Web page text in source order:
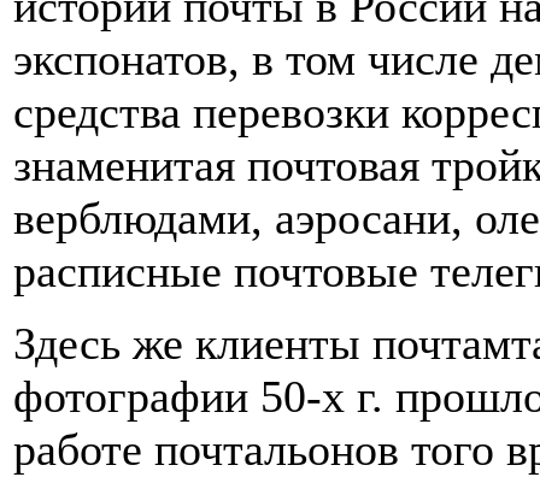
экспонатов, в том числе
средства перевозки
знаменитая почтовая
верблюдами, аэросани,
расписные почтовые
Здесь же клиенты
фотографии 50-х г.
работе почтальонов того